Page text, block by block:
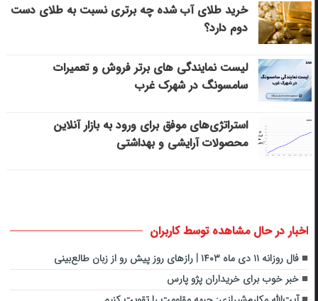
خرید طلای آب شده چه برتری نسبت به طلای دست
دوم دارد؟
لیست نمایندگی های برتر فروش و تعمیرات
سامسونگ در شهرک غرب
استراتژی‌های موفق برای ورود به بازار آنلاین
محصولات آرایشی و بهداشتی
اخبار در حال مشاهده توسط کاربران
فال روزانه ۱۱ دی ماه ۱۴۰۳ | رازهای روز پیش رو از زبان طالع‌بینی
خبر خوب برای خریداران پژو پارس